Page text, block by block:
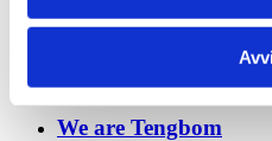
Contact us
Welcome to Tengbom!
We are Tengbom